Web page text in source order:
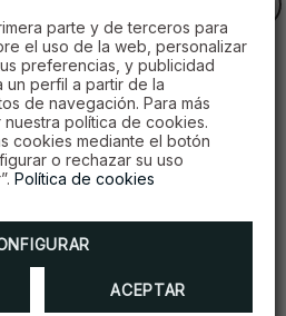
parte y de terceros para
el uso de la web, personalizar
preferencias, y publicidad
un perfil a partir de la
de navegación. Para más
política de cookies.
cookies mediante el botón
o rechazar su uso
Política de cookies
ACEPTAR
colada
MÁS